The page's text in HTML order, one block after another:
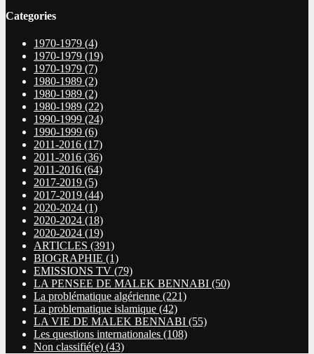
Categories
1970-1979 (4)
1970-1979 (19)
1970-1979 (7)
1980-1989 (2)
1980-1989 (2)
1980-1989 (22)
1990-1999 (24)
1990-1999 (6)
2011-2016 (17)
2011-2016 (36)
2011-2016 (64)
2017-2019 (5)
2017-2019 (44)
2020-2024 (1)
2020-2024 (18)
2020-2024 (19)
ARTICLES (391)
BIOGRAPHIE (1)
EMISSIONS TV (79)
LA PENSEE DE MALEK BENNABI (50)
La problématique algérienne (221)
La problematique islamique (42)
LA VIE DE MALEK BENNABI (55)
Les questions internationales (108)
Non classifié(e) (43)